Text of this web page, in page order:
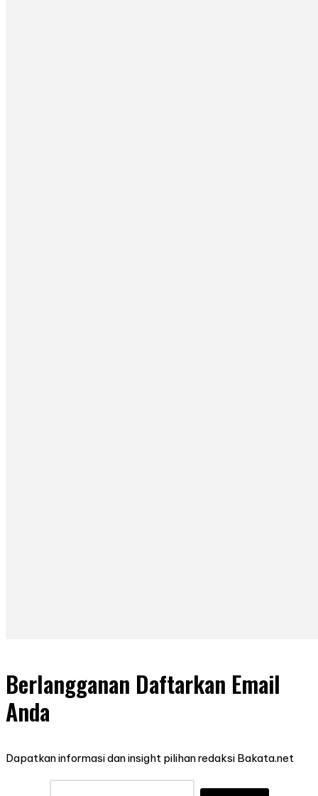
Berlangganan Daftarkan Email
Anda
Dapatkan informasi dan insight pilihan redaksi Bakata.net